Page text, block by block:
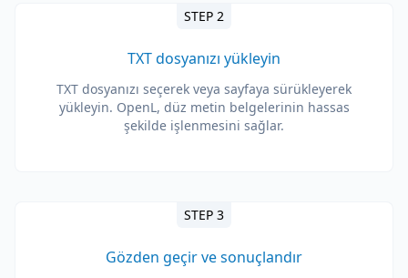
STEP 2
TXT dosyanızı yükleyin
TXT dosyanızı seçerek veya sayfaya sürükleyerek
yükleyin. OpenL, düz metin belgelerinin hassas
şekilde işlenmesini sağlar.
STEP 3
Gözden geçir ve sonuçlandır